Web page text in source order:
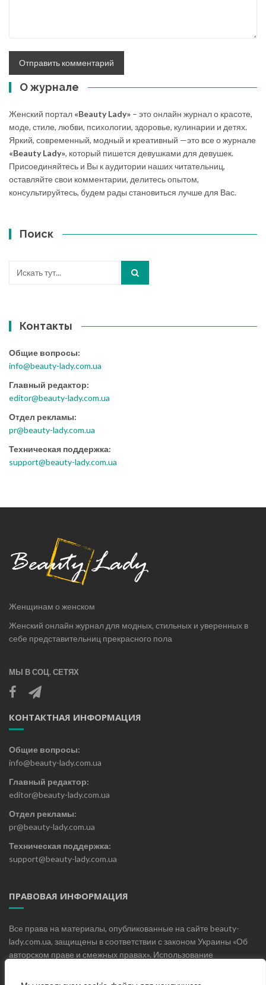
О журнале
Женский портал «Beauty Lady» – это онлайн журнал о красоте,
моде, стиле, любви, психологии, здоровье, кулинарии и детях.
Яркий, современный, модный и креативный —это все о журнале
«Beauty Lady», который пишется девушками для девушек.
Присоединяйтесь и Вы к аудитории наших читательниц,
оставляйте свои комментарии, делитесь опытом,
консультируйтесь, будем рады становиться лучше для Вас.
Поиск
Контакты
Общие вопросы:
info@beauty-lady.com.ua
Главный редактор:
editor@beauty-lady.com.ua
Отдел рекламы:
pr@beauty-lady.com.ua
Техническая поддержка:
support@beauty-lady.com.ua
Женщинам о женском
Женский онлайн журнал для модных, стильных и уверенных в
себе представительниц прекрасного пола
МЫ В СОЦ. СЕТЯХ
КОНТАКТНАЯ ИНФОРМАЦИЯ
Общие вопросы:
info@beauty-lady.com.ua
Главный редактор:
editor@beauty-lady.com.ua
Отдел рекламы:
pr@beauty-lady.com.ua
Техническая поддержка:
support@beauty-lady.com.ua
ПРАВОВАЯ ИНФОРМАЦИЯ
Все права на материалы, опубликованные на сайте beauty-
lady.com.ua, защищены в соответствии с законом Украины «Об
авторском праве и смежных правах». Использование
письменного разрешения редакции не допускается.